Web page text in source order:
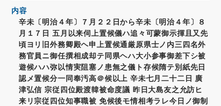
内容
辛未〔明治４年〕７月２２日から辛未〔明治４年〕８
月１７日 五月以来伺上置候儀ハ追々可蒙御示揮且又先
頃ヨリ旧外務卿殿ヘ申上置候通厳原県士ノ内三四名外
務官員ニ御任撰相成却テ同県ヘハ大小参事御差下シ被
遊候ハハ弥以情実阻塞ノ患無之儀ト存候隋テ別紙先日
認メ置候分一同奉汚高＠候以上 辛未七月二十二日 廣
津弘信 宗従四位殿渡韓被命度議 昨日大島友之允訪ヒ
来リ宗従四位知事職被 免候後モ情相考ラレ今日ノ御制